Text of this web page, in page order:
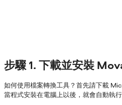
步驟 1. 下載並安裝
如何使用檔案轉換工具？首先請下載
當程式安裝在電腦上以後，就會自動執行